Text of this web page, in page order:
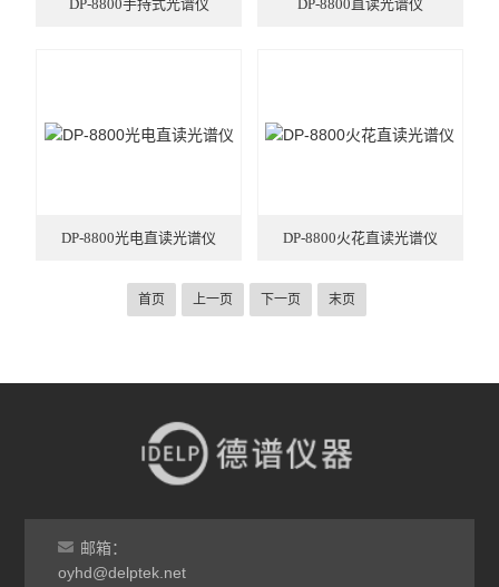
DP-8800手持式光谱仪 DP-8800直读光谱仪
DP-8800光电直读光谱仪 DP-8800火花直读光谱仪
首页 上一页 下一页 末页
邮箱：
oyhd@delptek.net